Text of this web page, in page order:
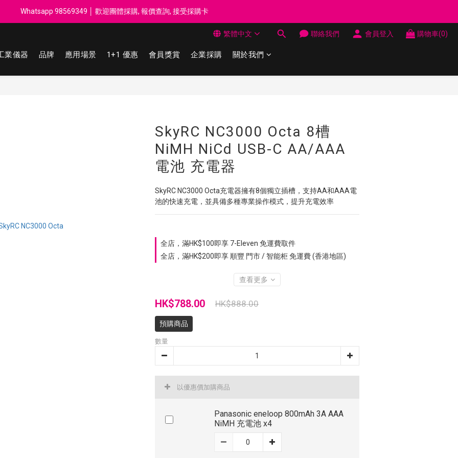
享每$50回贈$1 │ 滿HK$899 送 N-rit Campack Towel 吸汗毛巾 韓國制 送完即止
Whatsapp 98569349 │ 歡迎團體採購, 報價查詢, 接受採購卡
享每$50回贈$1 │ 滿HK$899 送 N-rit Campack Towel 吸汗毛巾 韓國制 送完即止
繁體中文 聯絡我們 會員登入 購物車(0)
業儀器 品牌 應用場景 1+1 優惠 會員獎賞 企業採購 關於我們
SkyRC NC3000 Octa 8槽
NiMH NiCd USB-C AA/AAA
電池 充電器
SkyRC NC3000 Octa充電器擁有8個獨立插槽，支持AA和AAA電
池的快速充電，並具備多種專業操作模式，提升充電效率
全店，滿HK$100即享 7-Eleven 免運費取件
全店，滿HK$200即享 順豐 門市 / 智能柜 免運費 (香港地區)
查看更多
HK$788.00 HK$888.00
預購商品
數量
以優惠價加購商品
Panasonic eneloop 800mAh 3A AAA
NiMH 充電池 x4